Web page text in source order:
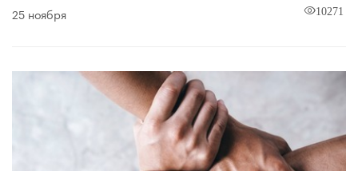
25 ноября 10271